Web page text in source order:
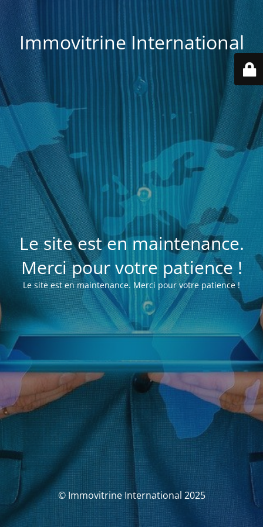
Immovitrine International
Le site est en maintenance.
Merci pour votre patience !
Le site est en maintenance. Merci pour votre patience !
© Immovitrine International 2025